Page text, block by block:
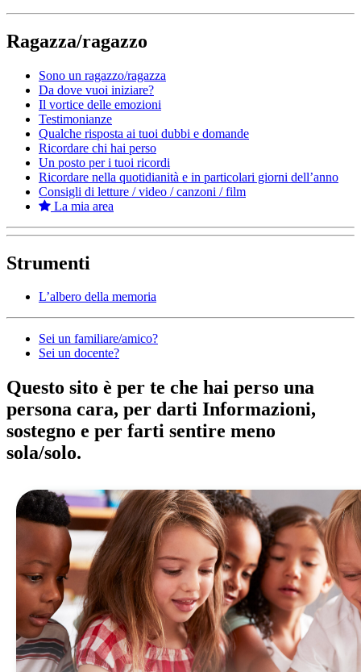
Ragazza/ragazzo
Sono un ragazzo/ragazza
Da dove vuoi iniziare?
Il vortice delle emozioni
Testimonianze
Qualche risposta ai tuoi dubbi e domande
Ricordare chi hai perso
Un posto per i tuoi ricordi
Ricordare nella quotidianità e in particolari giorni dell’anno
Consigli di letture / video / canzoni / film
La mia area
Strumenti
L’albero della memoria
AltroSei un familiare/amico?
Sei un docente?
dubbi
e
domande
Questo sito è per te che hai perso una
persona cara, per darti Informazioni,
sostegno e per farti sentire meno
sola/solo.